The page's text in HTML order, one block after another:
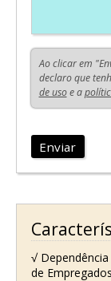
Ao clicar em
declaro que
de usoe a
Enviar
√ Dependência
de Empregados